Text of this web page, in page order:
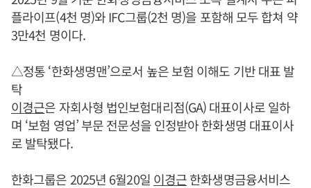
플라이프(4천 명)와 IFC그룹(2천 명)을 포함해 모두 합쳐 약
3만4천 명이다.
△정통 ‘한화생명맨’으로서 높은 보험 이해도 기반 대표 발
탁
이경근은 자회사형 법인보험대리점(GA) 대표이사로 일하
며 ‘보험 영업’ 부문 전문성을 인정받아 한화생명 대표이사
로 발탁됐다.
한화그룹은 2025년 6월20일 이경근한화생명금융서비스